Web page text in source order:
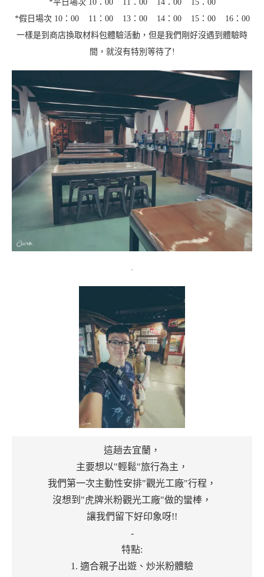
*平日場次 10：00 11：00 14：00 15：00
*假日場次 10：00 11：00 13：00 14：00 15：00 16：00
一樣是到商店換取材料包體驗活動，但是我們剛好沒遇到體驗時
間，就沒有特別等待了!
.
這趟去宜蘭，
主要想以"輕鬆"旅行為主，
我們第一次主動性安排"觀光工廠"行程，
沒想到"虎牌米粉觀光工廠"做的蠻棒，
讓我們留下好印象呀!!
-
特點:
1. 適合親子出遊、炒米粉體驗